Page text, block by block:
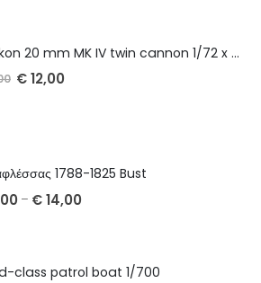
Oerlikon 20 mm MK IV twin cannon 1/72 x 2 τμχ
€12,00
1788-1825 Bust
– €14,00
class patrol boat 1/700